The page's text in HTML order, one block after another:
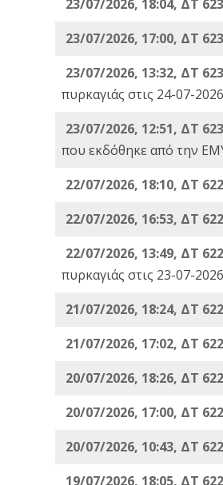
23/07/2026, 18:04, ΔΤ
23/07/2026, 17:00, ΔΤ
23/07/2026, 13:32, ΔΤ
πυρκαγιάς στις 24-07-2026
23/07/2026, 12:51, ΔΤ
που εκδόθηκε από την
22/07/2026, 18:10, ΔΤ
22/07/2026, 16:53, ΔΤ
22/07/2026, 13:49, ΔΤ
πυρκαγιάς στις 23-07-2026
21/07/2026, 18:24, ΔΤ
21/07/2026, 17:02, ΔΤ
20/07/2026, 18:26, ΔΤ
20/07/2026, 17:00, ΔΤ
20/07/2026, 10:43, ΔΤ
19/07/2026, 18:05, ΔΤ